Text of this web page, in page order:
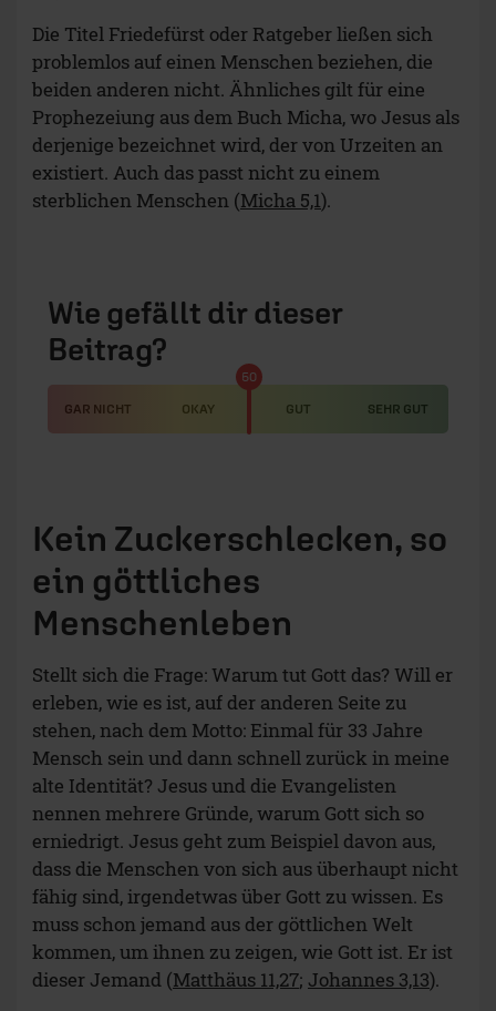
Die Titel Friedefürst oder Ratgeber ließen sich
problemlos auf einen Menschen beziehen, die
beiden anderen nicht. Ähnliches gilt für eine
Prophezeiung aus dem Buch Micha, wo Jesus als
derjenige bezeichnet wird, der von Urzeiten an
existiert. Auch das passt nicht zu einem
sterblichen Menschen (Micha 5,1).
Wie gefällt dir dieser
Beitrag?
GAR NICHT OKAY GUT SEHR GUT
50
Kein Zuckerschlecken, so
ein göttliches
Menschenleben
Stellt sich die Frage: Warum tut Gott das? Will er
erleben, wie es ist, auf der anderen Seite zu
stehen, nach dem Motto: Einmal für 33 Jahre
Mensch sein und dann schnell zurück in meine
alte Identität? Jesus und die Evangelisten
nennen mehrere Gründe, warum Gott sich so
erniedrigt. Jesus geht zum Beispiel davon aus,
dass die Menschen von sich aus überhaupt nicht
fähig sind, irgendetwas über Gott zu wissen. Es
muss schon jemand aus der göttlichen Welt
kommen, um ihnen zu zeigen, wie Gott ist. Er ist
dieser Jemand (Matthäus 11,27; Johannes 3,13).